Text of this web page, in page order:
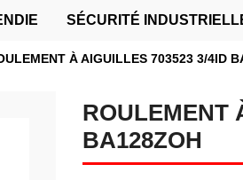
SÉCURITÉ
À AIGUILLES 703523 3/4ID
ROULEMENT
BA128ZOH